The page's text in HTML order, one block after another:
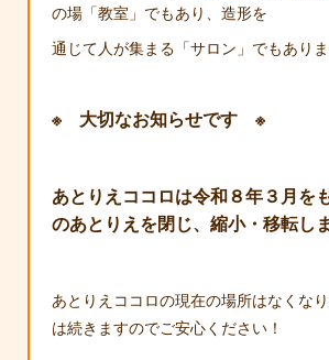
の場「教室」でもあり、造形を
通じて人が集まる「サロン」でもありま
※ 大切なお知らせです ※
あとりえココロは令和８年３月を
のあとりえを閉じ、縮小・移転し
あとりえココロの現在の場所はなくな
は続きますのでご安心ください！